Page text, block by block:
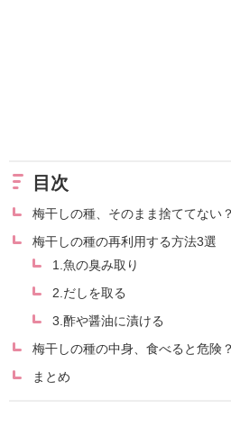
目次
梅干しの種、そのまま捨ててない？
梅干しの種の再利用する方法3選
1.魚の臭み取り
2.だしを取る
3.酢や醤油に漬ける
梅干しの種の中身、食べると危険？
まとめ